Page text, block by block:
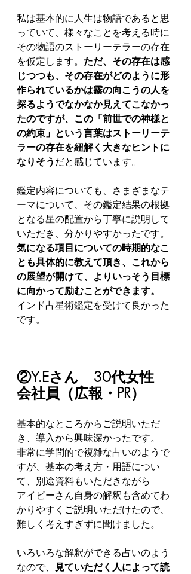
私は基本的に人生は物語であると思
っていて、様々なことを考える時に
その物語のストーリーテラーの存在
を仮定します。 ただ、その存在は感
じつつも、その存在がどのように形
作られているかは霧の向こうの人を
探るようでなかなか見えてこなかっ
たのですが、この「前世での神様と
の約束」という言葉はストーリーテ
ラーの存在を紐解く大きなヒントに
なりそうだと感じています。
鑑定内容についても、さまざまなテ
ーマについて、その鑑定結果の根拠
となる星の配置から丁寧に説明して
いただき、分かりやすかったです。
気になる項目についての時期的なこ
とも具体的に教えて頂き、これから
の展望が開けて、よりいっそう目標
に向かって励むことができます。
インド占星術鑑定を受けて良かった
です。
②Y.Eさん　30代女性
会社員（広報・PR）
基本的なところからご説明いただ
き、導入から興味深かったです。
非常に学問的で複雑な占いのようで
すが、基本の考え方・用語につい
て、別途資料もいただきながら
アイビーさん自身の解釈も含めてわ
かりやすくご説明いただけたので、
難しく考えすぎずに聞けました。
いろいろな解釈ができる占いのよう
なので、
見ていただく人によって読